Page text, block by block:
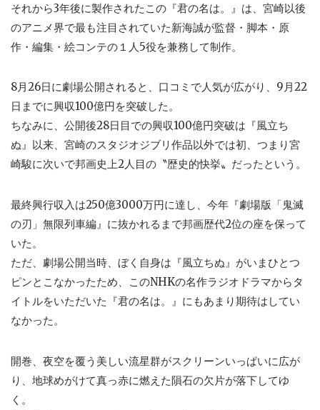
それから3年後に製作されたこの『君の名は。』は、宮崎以後
のアニメ界で最も注目されていた新海誠が監督・脚本・原
作・編集・絵コンテの１人5役を兼務して制作。
8月26日に劇場公開されると、口コミで人気が広がり、9月22
日までに興収100億円を突破した。
ちなみに、公開後28日目での興収100億円突破は『風立ち
ぬ』以来、宮崎のスタジオジブリ作品以外では初、つまり宮
崎駿に次いで邦画史上2人目の〝歴史的快挙〟だったという。
最終興行収入は250億3000万円に達し、今年『劇場版「鬼滅
の刃」無限列車編』に抜かれるまで邦画歴代2位の座を保って
いた。
ただ、劇場公開当時、ぼく自身は『風立ちぬ』がいまひとつ
ピンとこなかったため、このNHKの名作ラジオドラマからタ
イトルをいただいた『君の名は。』にもあまり期待はしてい
なかった。
開巻、夜空を覆う美しい流星群がスクリーンいっぱいに広が
り、地球めがけて真っ赤に燃えた隕石の欠片が落下してゆ
く。